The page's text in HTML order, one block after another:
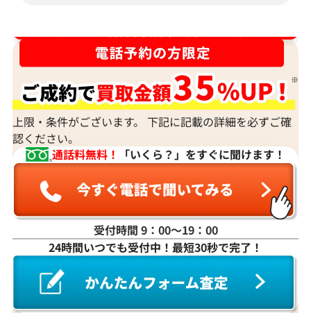
上限・条件がございます。 下記に記載の詳細を必ずご確
認ください。
通話料無料！
「いくら？」をすぐに聞けます！
受付時間 9：00〜19：00
24時間いつでも受付中！最短30秒で完了！